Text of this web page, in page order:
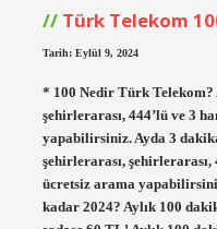
Türk Telekom
Tarih: Eylül 9, 2024
* 100 Nedir Türk Telekom?
şehirlerarası, 444’lü ve 3
yapabilirsiniz. Ayda 3
şehirlerarası,
ücretsiz arama
kadar 2024? Aylık 100